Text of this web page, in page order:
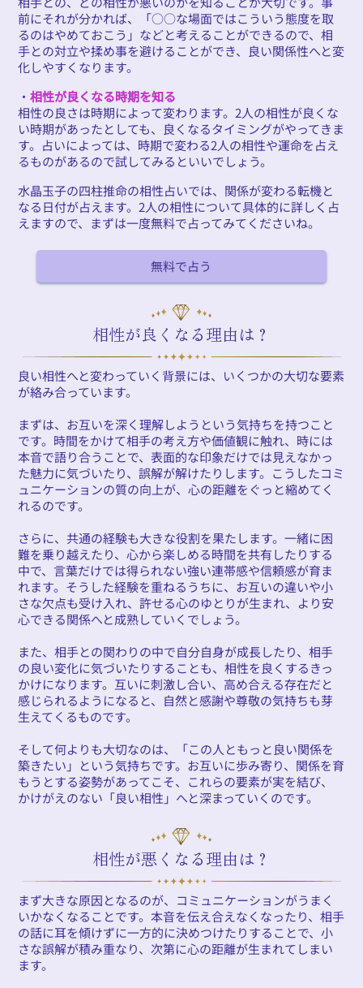
前にそれが分かれば、「○○な場面ではこういう態度を取
るのはやめておこう」などと考えることができるので、相
手との対立や揉め事を避けることができ、良い関係性へと変
化しやすくなります。
・相性が良くなる時期を知る
相性の良さは時期によって変わります。2人の相性が良くな
い時期があったとしても、良くなるタイミングがやってきま
す。占いによっては、時期で変わる2人の相性や運命を占え
るものがあるので試してみるといいでしょう。
水晶玉子の四柱推命の相性占いでは、関係が変わる転機と
なる日付が占えます。2人の相性について具体的に詳しく占
えますので、まずは一度無料で占ってみてくださいね。
無料で占う
相性が良くなる理由は？
良い相性へと変わっていく背景には、いくつかの大切な要素
が絡み合っています。
まずは、お互いを深く理解しようという気持ちを持つこと
です。時間をかけて相手の考え方や価値観に触れ、時には
本音で語り合うことで、表面的な印象だけでは見えなかっ
た魅力に気づいたり、誤解が解けたりします。こうしたコミ
ュニケーションの質の向上が、心の距離をぐっと縮めてく
れるのです。
さらに、共通の経験も大きな役割を果たします。一緒に困
難を乗り越えたり、心から楽しめる時間を共有したりする
中で、言葉だけでは得られない強い連帯感や信頼感が育ま
れます。そうした経験を重ねるうちに、お互いの違いや小
さな欠点も受け入れ、許せる心のゆとりが生まれ、より安
心できる関係へと成熟していくでしょう。
また、相手との関わりの中で自分自身が成長したり、相手
の良い変化に気づいたりすることも、相性を良くするきっ
かけになります。互いに刺激し合い、高め合える存在だと
感じられるようになると、自然と感謝や尊敬の気持ちも芽
生えてくるものです。
そして何よりも大切なのは、「この人ともっと良い関係を
築きたい」という気持ちです。お互いに歩み寄り、関係を育
もうとする姿勢があってこそ、これらの要素が実を結び、
かけがえのない「良い相性」へと深まっていくのです。
相性が悪くなる理由は？
まず大きな原因となるのが、コミュニケーションがうまく
いかなくなることです。本音を伝え合えなくなったり、相手
の話に耳を傾けずに一方的に決めつけたりすることで、小
さな誤解が積み重なり、次第に心の距離が生まれてしまい
ます。